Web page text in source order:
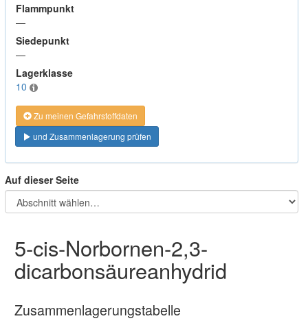
Flammpunkt
—
Siedepunkt
—
Lagerklasse
10
Zu meinen Gefahrstoffdaten
und Zusammenlagerung prüfen
Auf dieser Seite
5-cis-Norbornen-2,3-
dicarbonsäureanhydrid
Zusammenlagerungstabelle